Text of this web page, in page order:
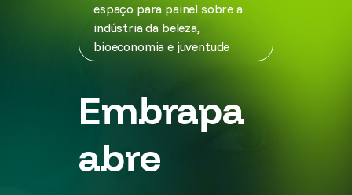
espaço para painel sobre a
indústria da beleza,
bioeconomia e juventude
Embrapa
abre